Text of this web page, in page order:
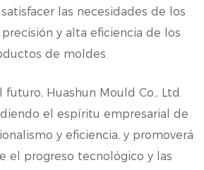
las necesidades de los
y alta eficiencia de los
de moldes.
futuro, Huashun Mould Co., Ltd.
el espíritu empresarial de
y eficiencia, y promoverá
el progreso tecnológico y las